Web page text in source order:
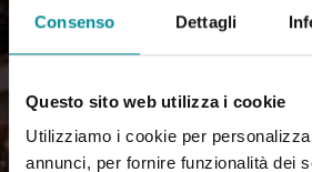
Consenso Dettagli
Questo sito web utilizza i cookie
Utilizziamo i cookie per
annunci, per fornire funzionalità dei